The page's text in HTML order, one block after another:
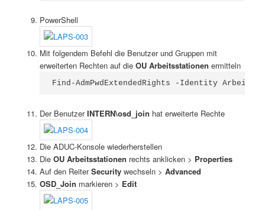
PowerShell
Mit folgendem Befehl die Benutzer und Gruppen mit
erweiterten Rechten auf die OU Arbeitsstationen ermitteln
Find-AdmPwdExtendedRights -Identity
Der BenutzerINTERN\osd_join hat erweiterte Rechte
Die ADUC-Konsole wiederherstellen
Die OU Arbeitsstationen rechts anklicken > Properties
Auf den ReiterSecuritywechseln > Advanced
OSD_Join markieren > Edit